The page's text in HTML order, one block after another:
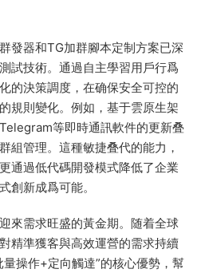
發器和TG加群腳本定制方案已深
試技術。通過自主學習用戶行爲
的決策調度，在确保安全可控的
規則變化。例如，基于雲原生架
等即時通訊軟件的更新叠
組管理。這種敏捷叠代的能力，
通過低代碼開發模式降低了企業
創新成爲可能。
來需求旺盛的黃金期。随着全球
精準獲客與高效運營的需求持續
操作+定向觸達”的核心優勢，幫